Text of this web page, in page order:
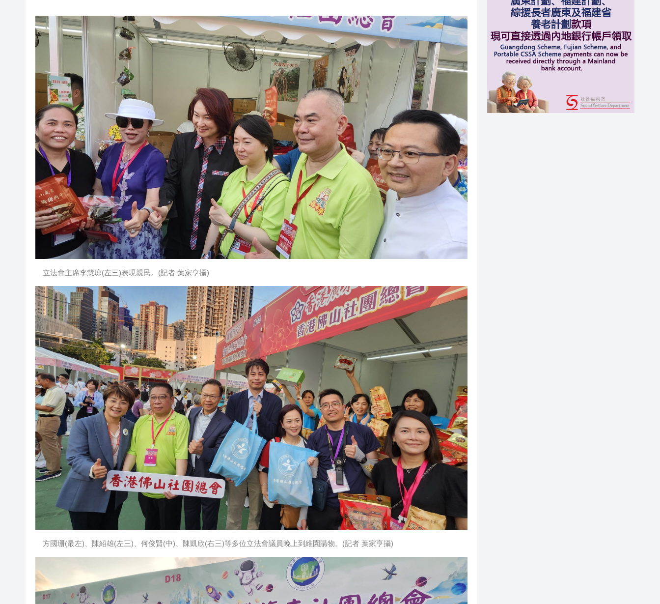
立法會主席李慧琼(左三)表現親民。(記者 葉家亨攝)
方國珊(最左)、陳紹雄(左三)、何俊賢(中)、陳凱欣(右三)等多位立法會議員晚上到維園購物。(記者 葉家亨攝)